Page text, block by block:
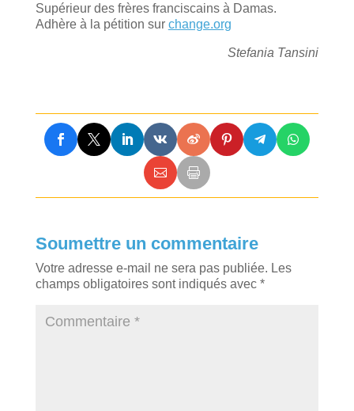
Supérieur des frères franciscains à Damas.
Adhère à la pétition sur change.org
Stefania Tansini
Soumettre un commentaire
Votre adresse e-mail ne sera pas publiée. Les
champs obligatoires sont indiqués avec *